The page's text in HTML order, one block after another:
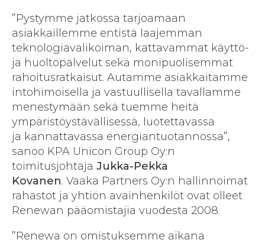
”Pystymme jatkossa tarjoamaan
asiakkaillemme entistä laajemman
teknologiavalikoiman, kattavammat käyttö-
ja huoltopalvelut sekä monipuolisemmat
rahoitusratkaisut. Autamme asiakkaitamme
intohimoisella ja vastuullisella tavallamme
menestymään sekä tuemme heitä
ympäristöystävällisessä, luotettavassa
ja kannattavassa energiantuotannossa”,
sanoo KPA Unicon Group Oy:n
toimitusjohtaja Jukka-Pekka
Kovanen. Vaaka Partners Oy:n hallinnoimat
rahastot ja yhtiön avainhenkilöt ovat olleet
Renewan pääomistajia vuodesta 2008.
”Renewa on omistuksemme aikana